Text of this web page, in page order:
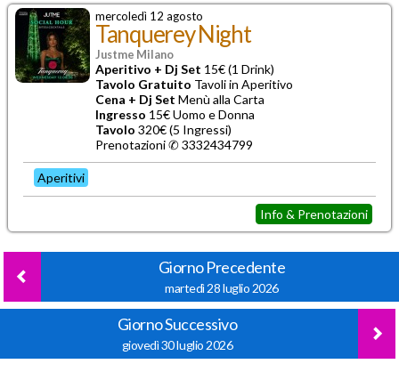
mercoledì 12 agosto
Tanquerey Night
Justme Milano
Aperitivo + Dj Set 15€ (1 Drink)
Tavolo Gratuito Tavoli in Aperitivo
Cena + Dj Set Menù alla Carta
Ingresso 15€ Uomo e Donna
Tavolo 320€ (5 Ingressi)
Prenotazioni ✆3332434799
Aperitivi
Info & Prenotazioni
Giorno Precedente
martedì 28 luglio 2026
Giorno Successivo
giovedì 30 luglio 2026